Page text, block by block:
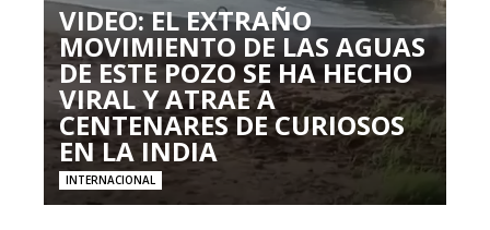
VIDEO: EL EXTRAÑO
MOVIMIENTO DE LAS AGUAS
DE ESTE POZO SE HA HECHO
VIRAL Y ATRAE A
CENTENARES DE CURIOSOS
EN LA INDIA
INTERNACIONAL